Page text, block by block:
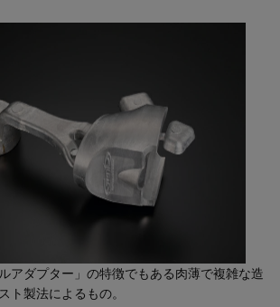
アダプター」の特徴でもある肉薄で複雑な造
ト製法によるもの。